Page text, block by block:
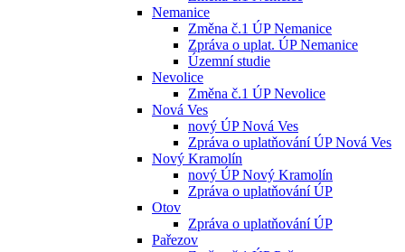
Nemanice
Změna č.1 ÚP Nemanice
Zpráva o uplat. ÚP Nemanice
Územní studie
Nevolice
Změna č.1 ÚP Nevolice
Nová Ves
nový ÚP Nová Ves
Zpráva o uplatňování ÚP Nová Ves
Nový Kramolín
nový ÚP Nový Kramolín
Zpráva o uplatňování ÚP
Otov
Zpráva o uplatňování ÚP
Pařezov